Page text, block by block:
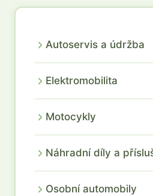
Autoservis a údržba
Elektromobilita
Motocykly
Náhradní díly a
Osobní automobily